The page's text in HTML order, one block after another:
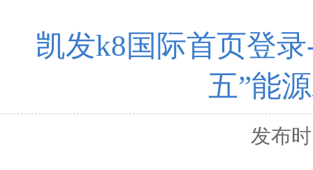
凯发k8国际首页登
五”能
发布